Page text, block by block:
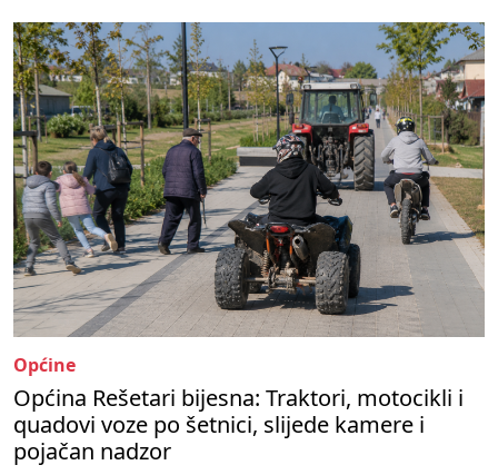
Općine
Općina Rešetari bijesna: Traktori, motocikli i
quadovi voze po šetnici, slijede kamere i
pojačan nadzor